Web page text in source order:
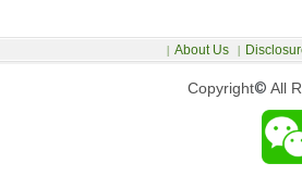
Copyright© All
| About Us |